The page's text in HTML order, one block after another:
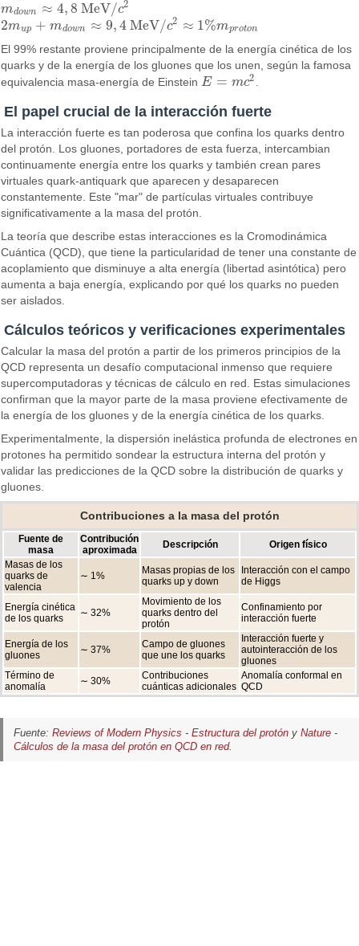
mdown ≈ 4,8 MeV/c2
mdown ≈4, 8MeV/c2
2mup + mdown ≈ 9,4MeV/c2 ≈ 1%mproton
2mup+m down≈9 4MeV/c2≈1%mpr oto n
El 99% restante proviene principalmente de la energía cinética de los
quarks y de la energía de los gluones que los unen, según la famosa
equivalencia masa-energía de Einstein E = mc2
E= mc 2
El papel crucial de la interacción fuerte
La interacción fuerte es tan poderosa que confina los quarks dentro
del protón. Los gluones, portadores de esta fuerza, intercambian
continuamente energía entre los quarks y también crean pares
virtuales quark-antiquark que aparecen y desaparecen
constantemente. Este "mar" de partículas virtuales contribuye
significativamente a la masa del protón.
La teoría que describe estas interacciones es la Cromodinámica
Cuántica (QCD), que tiene la particularidad de tener una constante de
acoplamiento que disminuye a alta energía (libertad asintótica) pero
aumenta a baja energía, explicando por qué los quarks no pueden
ser aislados.
Cálculos teóricos y verificaciones experimentales
Calcular la masa del protón a partir de los primeros principios de la
QCD representa un desafío computacional inmenso que requiere
supercomputadoras y técnicas de cálculo en red. Estas simulaciones
confirman que la mayor parte de la masa proviene efectivamente de
la energía de los gluones y de la energía cinética de los quarks.
Experimentalmente, la dispersión inelástica profunda de electrones en
protones ha permitido sondear la estructura interna del protón y
validar las predicciones de la QCD sobre la distribución de quarks y
gluones.
Contribuciones a la masa del protón
Fuente de
masa
Contribución
aproximada
Descripción
Origen físico
Masas de los
quarks de
valencia
∼ 1%
Masas propias de los
quarks up y down
Interacción con el campo
de Higgs
Energía cinética
de los quarks
∼ 32%
Movimiento de los
quarks dentro del
protón
Confinamiento por
interacción fuerte
Energía de los
gluones
∼ 37%
Campo de gluones
que une los quarks
Interacción fuerte y
autointeracción de los
gluones
Término de
anomalía
∼ 30%
Contribuciones
cuánticas adicionales
Anomalía conformal en
QCD
Fuente: Reviews of Modern Physics - Estructura del protóny Nature -
Cálculos de la masa del protón en QCD en red.